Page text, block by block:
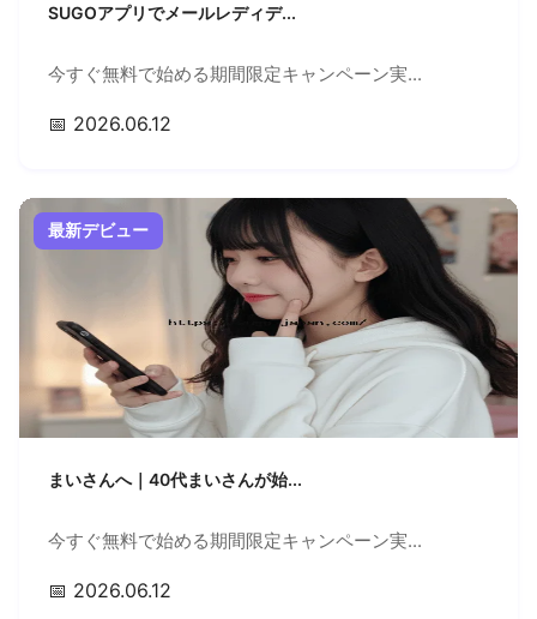
SUGOアプリでメールレディデ...
今すぐ無料で始める期間限定キャンペーン実...
📅 2026.06.12
最新デビュー
まいさんへ｜40代まいさんが始...
今すぐ無料で始める期間限定キャンペーン実...
📅 2026.06.12